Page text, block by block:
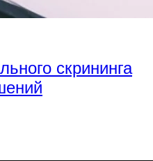
скрининга